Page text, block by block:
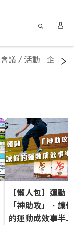
會議 / 活動 企業資
【懶人包】運動
「神助攻」．讓你
的運動成效事半功